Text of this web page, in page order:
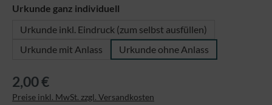
Urkunde ganz individuell
Urkunde inkl. Eindruck (zum selbst ausfüllen)
Urkunde mit Anlass
Urkunde ohne Anlass
2,00 €
Preise inkl. MwSt. zzgl. Versandkosten